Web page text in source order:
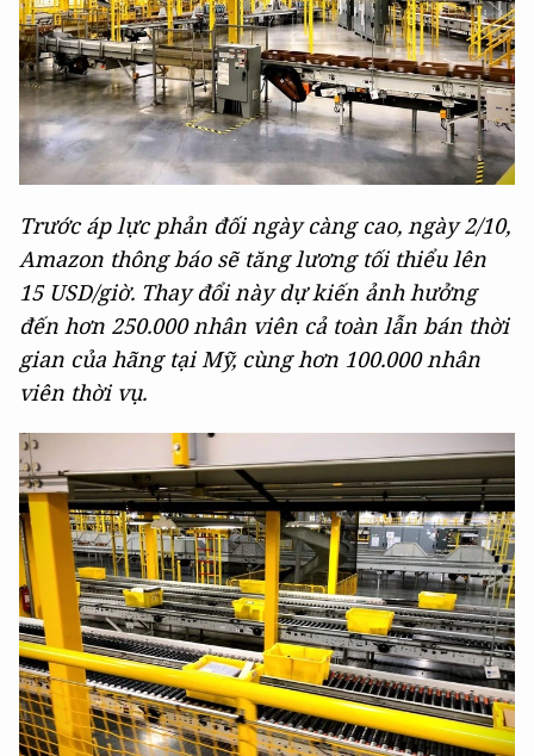
Trước áp lực phản đối ngày càng cao, ngày 2/10,
Amazon thông báo sẽ tăng lương tối thiểu lên
15 USD/giờ. Thay đổi này dự kiến ảnh hưởng
đến hơn 250.000 nhân viên cả toàn lẫn bán thời
gian của hãng tại Mỹ, cùng hơn 100.000 nhân
viên thời vụ.